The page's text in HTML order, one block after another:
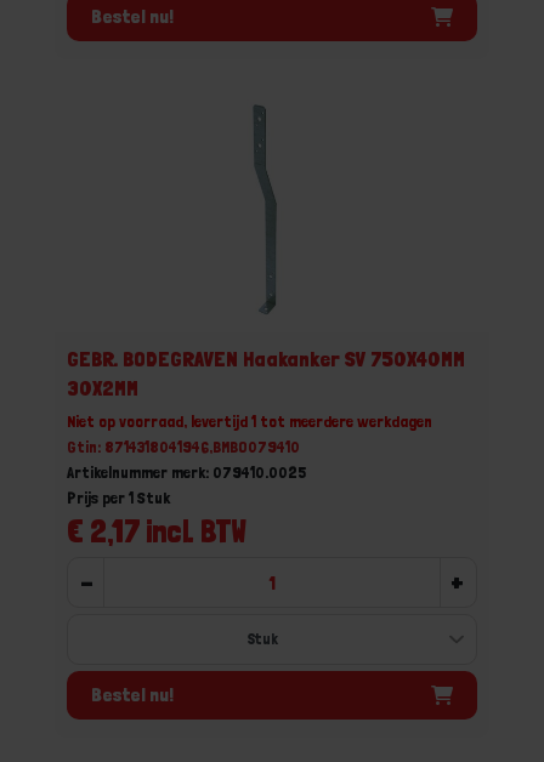
Bestel nu!
GEBR. BODEGRAVEN Haakanker SV 750X40MM
30X2MM
Niet op voorraad, levertijd 1 tot meerdere werkdagen
Gtin: 8714318041946,BMBO079410
Artikelnummer merk: 079410.0025
€ 2,17 incl. BTW
Prijs per 1 Stuk
- +
Bestel nu!